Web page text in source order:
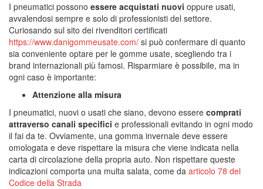
I pneumatici possono essere acquistati nuovi oppure usati,
avvalendosi sempre e solo di professionisti del settore.
Curiosando sul sito dei rivenditori certificati
https://www.danigommeusate.com/ si può confermare di quanto
sia conveniente optare per le gomme usate, scegliendo tra i
brand internazionali più famosi. Risparmiare è possibile, ma in
ogni caso è importante:
Attenzione alla misura
I pneumatici, nuovi o usati che siano, devono essere comprati
attraverso canali specifici e professionali evitando in ogni modo
il fai da te. Ovviamente, una gomma invernale deve essere
omologata e deve rispettare la misura che viene indicata nella
carta di circolazione della propria auto. Non rispettare queste
indicazioni comporta una multa salata, come da articolo 78 del
Codice della Strada